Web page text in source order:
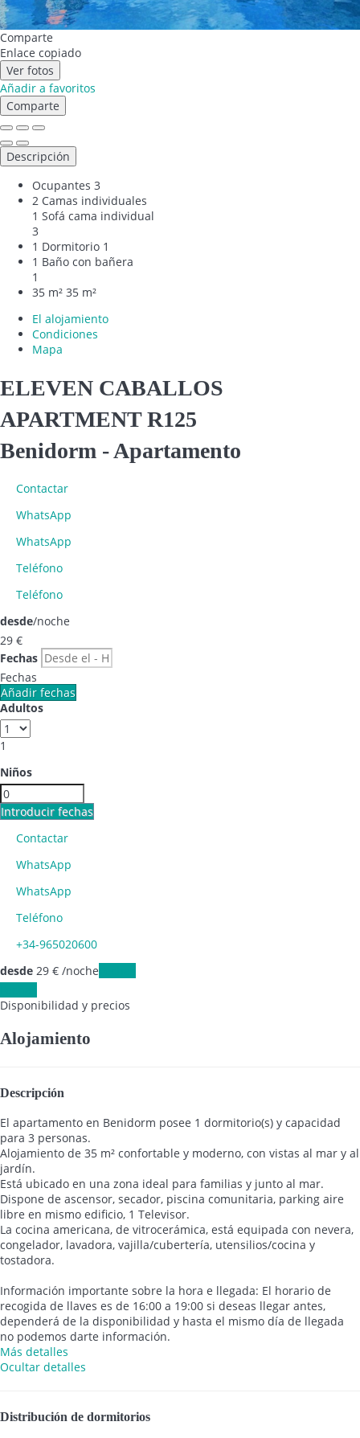
Comparte
Enlace copiado
Ver fotos
Añadir a favoritos
Comparte
Descripción
Ocupantes 3
2 Camas individuales
1 Sofá cama individual
3
1 Dormitorio 1
1 Baño con bañera
1
35 m² 35 m²
El alojamiento
Condiciones
Mapa
ELEVEN CABALLOS
APARTMENT R125
Benidorm -Apartamento
Contactar
WhatsApp
WhatsApp
Teléfono
Teléfono
desde/noche
29 €
Fechas
Fechas
Añadir fechas
Adultos
1
Niños
Introducir fechas
Contactar
WhatsApp
WhatsApp
Teléfono
+34-965020600
desde 29 € /noche
Disponibilidad y precios
Alojamiento
Descripción
El apartamento en Benidorm posee 1 dormitorio(s) y capacidad
para 3 personas.
Alojamiento de 35 m² confortable y moderno, con vistas al mar y al
jardín.
Está ubicado en una zona ideal para familias y junto al mar.
Dispone de ascensor, secador, piscina comunitaria, parking aire
libre en mismo edificio, 1 Televisor.
La cocina americana, de vitrocerámica, está equipada con nevera,
congelador, lavadora, vajilla/cubertería, utensilios/cocina y
tostadora.
Información importante sobre la hora e llegada: El horario de
recogida de llaves es de 16:00 a 19:00 si deseas llegar antes,
dependerá de la disponibilidad y hasta el mismo día de llegada
no podemos darte información.
Más detalles
Ocultar detalles
Distribución de dormitorios